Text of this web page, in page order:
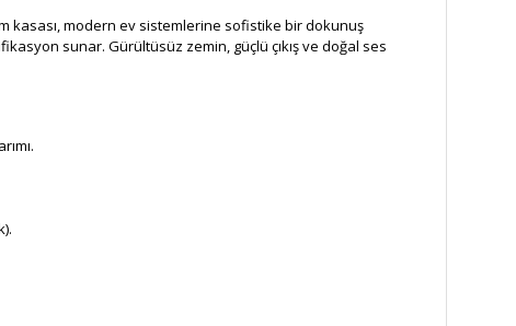
kasası, modern ev sistemlerine sofistike bir dokunuş
sunar. Gürültüsüz zemin, güçlü çıkış ve doğal ses